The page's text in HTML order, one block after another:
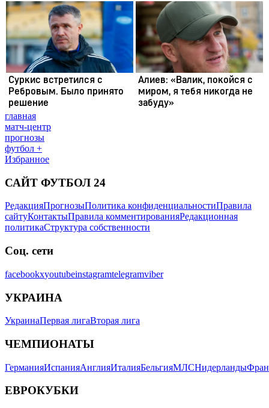
главная
матч-центр
прогнозы
футбол +
Избранное
САЙТ ФУТБОЛ 24
РедакцияПрогнозыПолитика конфиденциальностиПравила
сайтуКонтактыПравила комментированияРедакционная
политикаСтруктура собственности
Соц. сети
facebookxyoutubeinstagramtelegramviber
УКРАИНА
УкраинаПервая лигаВторая лига
ЧЕМПИОНАТЫ
ГерманияИспанияАнглияИталияБельгияМЛСНидерланды
ЕВРОКУБКИ